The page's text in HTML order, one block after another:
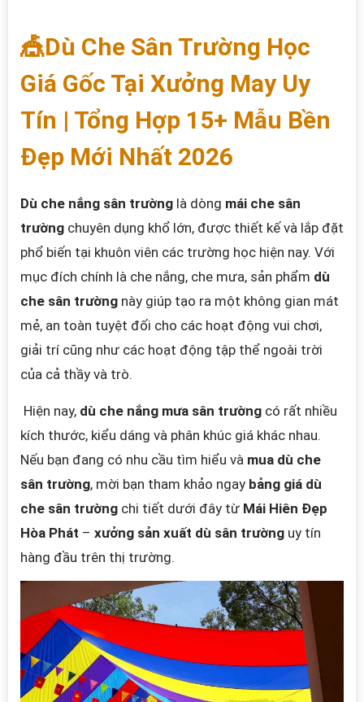
🎪Dù Che Sân Trường Học
Giá Gốc Tại Xưởng May Uy
Tín | Tổng Hợp 15+ Mẫu Bền
Đẹp Mới Nhất 2026
Dù che nắng sân trường là dòng mái che sân
trường chuyên dụng khổ lớn, được thiết kế và lắp đặt
phổ biến tại khuôn viên các trường học hiện nay. Với
mục đích chính là che nắng, che mưa, sản phẩm dù
che sân trường này giúp tạo ra một không gian mát
mẻ, an toàn tuyệt đối cho các hoạt động vui chơi,
giải trí cũng như các hoạt động tập thể ngoài trời
của cả thầy và trò.
Hiện nay, dù che nắng mưa sân trường có rất nhiều
kích thước, kiểu dáng và phân khúc giá khác nhau.
Nếu bạn đang có nhu cầu tìm hiểu và mua dù che
sân trường, mời bạn tham khảo ngay bảng giá dù
che sân trường chi tiết dưới đây từ Mái Hiên Đẹp
Hòa Phát – xưởng sản xuất dù sân trường uy tín
hàng đầu trên thị trường.